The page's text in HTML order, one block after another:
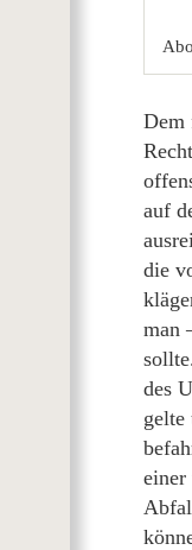
Dem
auf
die
man
des
gelte
einer